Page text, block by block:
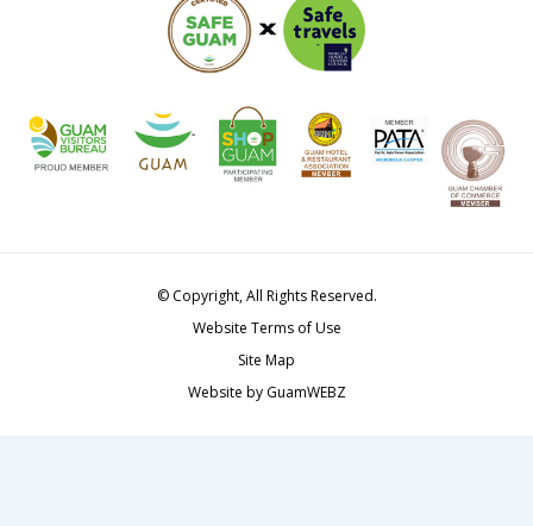
© Copyright, All Rights Reserved.
Website Terms of Use
Site Map
Website by GuamWEBZ